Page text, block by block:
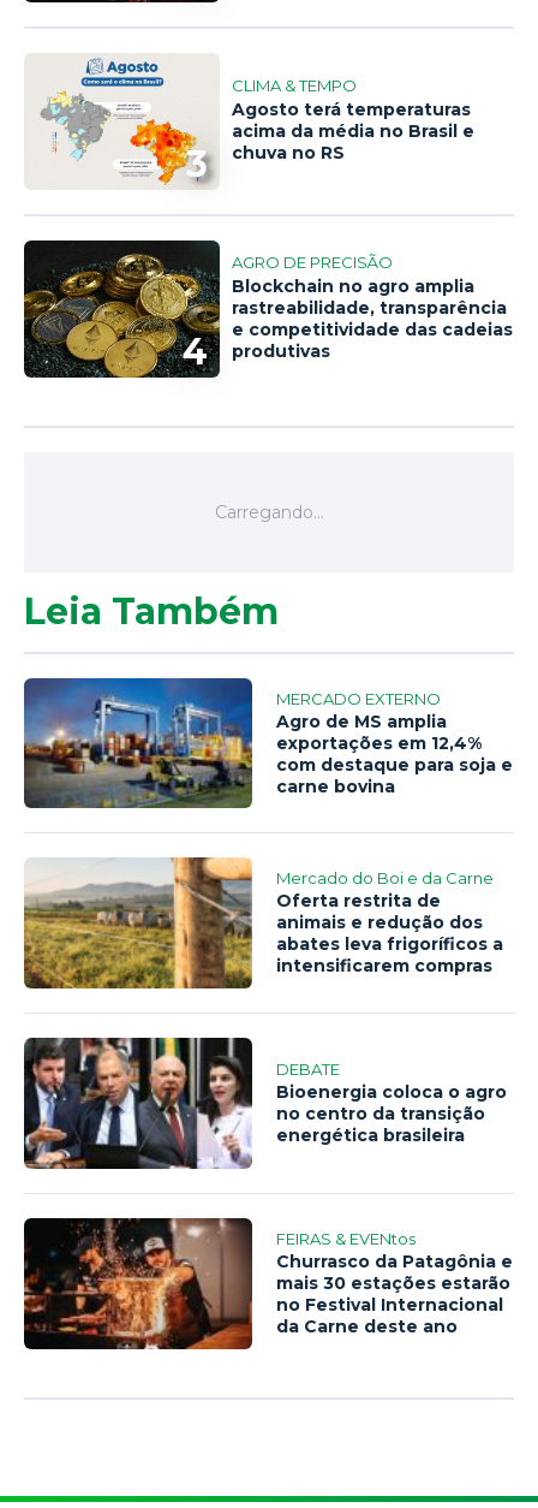
3
CLIMA & TEMPO
Agosto terá temperaturas
acima da média no Brasil e
chuva no RS
4
AGRO DE PRECISÃO
Blockchain no agro amplia
rastreabilidade, transparência
e competitividade das cadeias
produtivas
Leia Também
MERCADO EXTERNO
Agro de MS amplia
exportações em 12,4%
com destaque para soja e
carne bovina
Mercado do Boi e da Carne
Oferta restrita de
animais e redução dos
abates leva frigoríficos a
intensificarem compras
DEBATE
Bioenergia coloca o agro
no centro da transição
energética brasileira
FEIRAS & EVENtos
Churrasco da Patagônia e
mais 30 estações estarão
no Festival Internacional
da Carne deste ano